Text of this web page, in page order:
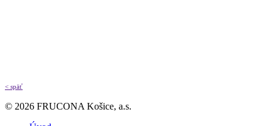
< späť
© 2026 FRUCONA Košice, a.s.